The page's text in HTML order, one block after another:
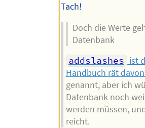
Tach!
Doch die Werte
Datenbank
addslashes ist
Handbuch rät
genannt, aber ich
Datenbank noch
werden müssen,
reicht.